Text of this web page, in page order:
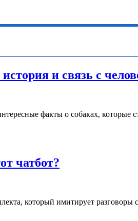
и связь с
факты о собаках, которые
чатбот?
который имитирует